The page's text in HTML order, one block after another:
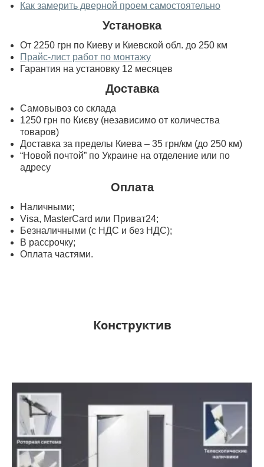
Как замерить дверной проем самостоятельно
Установка
От 2250 грн по Киеву и Киевской обл. до 250 км
Прайс-лист работ по монтажу
Гарантия на установку 12 месяцев
Доставка
Самовывоз со склада
1250 грн по Києву (независимо от количества
товаров)
Доставка за пределы Киева – 35 грн/км (до 250 км)
“Новой почтой” по Украине на отделение или по
адресу
Оплата
Наличными;
Visa, MasterСard или Приват24;
Безналичными (с НДС и без НДС);
В рассрочку;
Оплата частями.
Конструктив